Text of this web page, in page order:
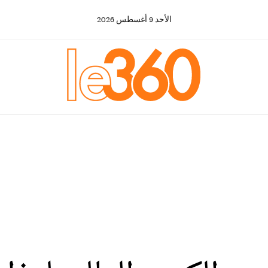
الأحد 9 أغسطس 2026